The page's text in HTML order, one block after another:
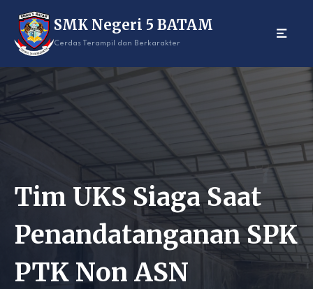
content
SMK Negeri 5 BATAM
Cerdas Terampil dan Berkarakter
Tim UKS Siaga Saat
Penandatanganan SPK
PTK Non ASN